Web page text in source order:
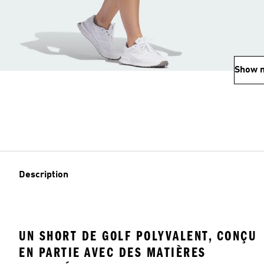
Show
Description
UN SHORT DE GOLF POLYVALENT, CONÇU
EN PARTIE AVEC DES MATIÈRES